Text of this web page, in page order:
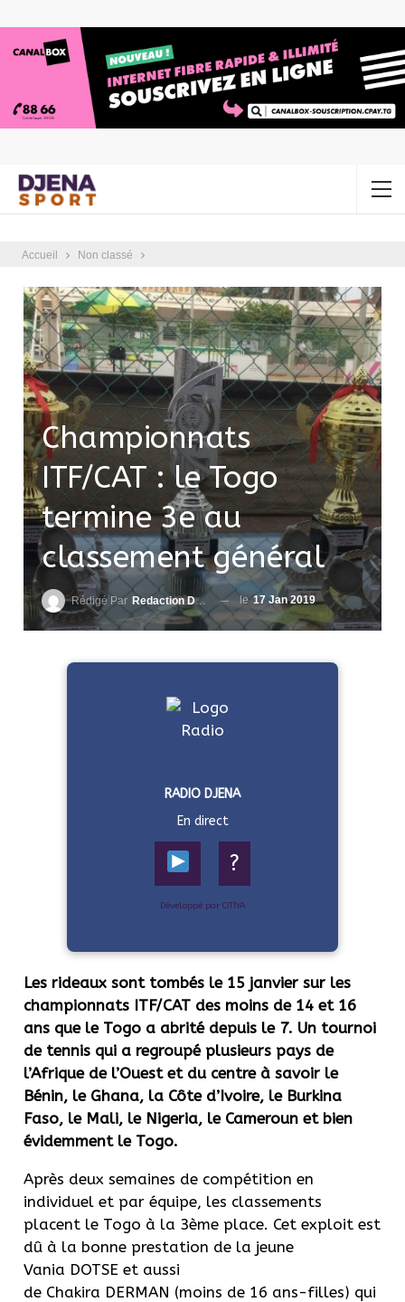
Accueil Non classé
Championnats
ITF/CAT : le Togo
termine 3e au
classement général
Rédigé Par Redaction DjenaSport le17 Jan 2019
RADIO DJENA
En direct
?
Développé par OTIYA
Les rideaux sont tombés le 15 janvier sur les
championnats ITF/CAT des moins de 14 et 16
ans que le Togo a abrité depuis le 7. Un tournoi
de tennis qui a regroupé plusieurs pays de
l’Afrique de l’Ouest et du centre à savoir le
Bénin, le Ghana, la Côte d’Ivoire, le Burkina
Faso, le Mali, le Nigeria, le Cameroun et bien
évidemment le Togo.
Après deux semaines de compétition en
individuel et par équipe, les classements
placent le Togo à la 3ème place. Cet exploit est
dû à la bonne prestation de la jeune
Vania DOTSE et aussi
de Chakira DERMAN (moins de 16 ans-filles) qui